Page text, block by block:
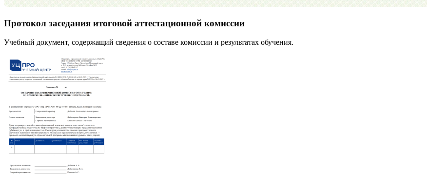
Протокол заседания итоговой аттестационной комиссии
Учебный документ, содержащий сведения о составе комиссии и результатах обучения.